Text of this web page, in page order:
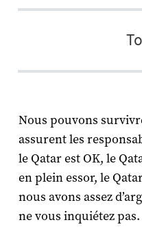
Nous pouvons
assurent les
le Qatar est OK, le
en plein essor, le
nous avons assez
ne vous inquiétez pas.